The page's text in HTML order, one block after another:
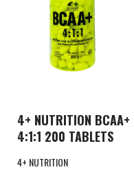
4+ NUTRITION BCAA+
4:1:1 200 TABLETS
4+ NUTRITION